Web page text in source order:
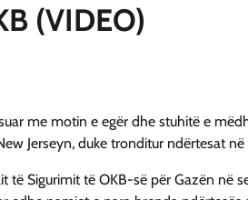
(VIDEO)
me motin e egër dhe stuhitë e
Jerseyn, duke tronditur ndërtesat
të Sigurimit të OKB-së për Gazën në